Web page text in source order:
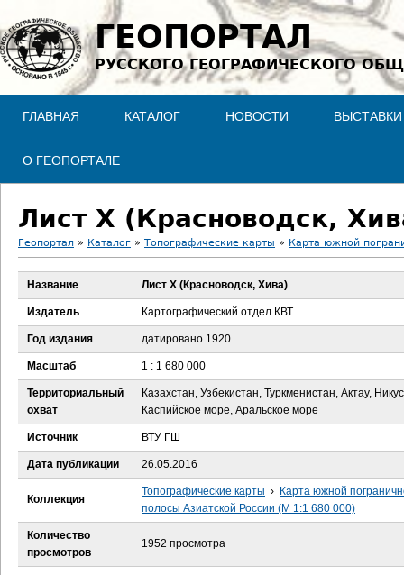
Jump to navigation
ГЕОПОРТАЛ
РУССКОГО ГЕОГРАФИЧЕСКОГО
ГЛАВНАЯ КАТАЛОГ НОВОСТИ ВЫСТАВКИ
О ГЕОПОРТАЛЕ
Лист X (Красноводск,
В
ы
д
е
с
ь
Геопортал » Каталог » Топографические карты » Карта южной
Название Лист X (Красноводск, Хива)
Издатель Картографический отдел КВТ
Год издания датировано 1920
Масштаб 1 : 1 680 000
Территориальный
охват
Казахстан, Узбекистан, Туркменистан, Актау,
Каспийское море, Аральское море
Источник ВТУ ГШ
Дата публикации 26.05.2016
Коллекция
Топографические карты › Карта южной
полосы Азиатской России (М 1:1 680 000)
Количество
просмотров
1952 просмотра